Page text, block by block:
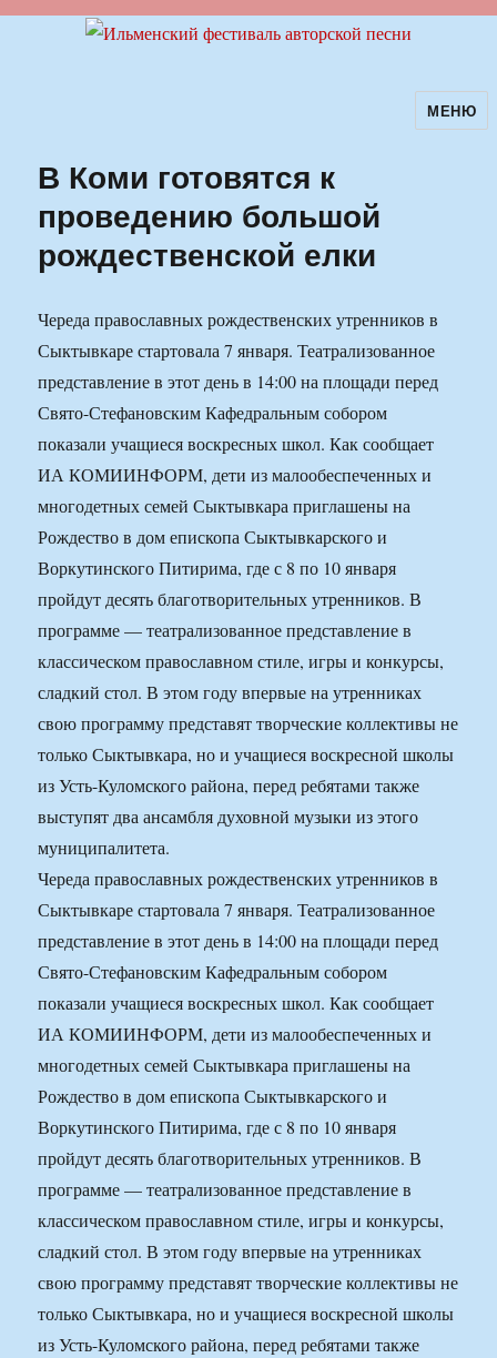
Ильменский фестиваль авторскойМЕНЮ
В Коми готовятся к
проведению большой
рождественской елки
Череда православных рождественских утренников в
Сыктывкаре стартовала 7 января. Театрализованное
представление в этот день в 14:00 на площади перед
Свято-Стефановским Кафедральным собором
показали учащиеся воскресных школ. Как сообщает
ИА КОМИИНФОРМ, дети из малообеспеченных и
многодетных семей Сыктывкара приглашены на
Рождество в дом епископа Сыктывкарского и
Воркутинского Питирима, где с 8 по 10 января
пройдут десять благотворительных утренников. В
программе — театрализованное представление в
классическом православном стиле, игры и конкурсы,
сладкий стол. В этом году впервые на утренниках
свою программу представят творческие коллективы не
только Сыктывкара, но и учащиеся воскресной школы
из Усть-Куломского района, перед ребятами также
выступят два ансамбля духовной музыки из этого
муниципалитета.
Череда православных рождественских утренников в
Сыктывкаре стартовала 7 января. Театрализованное
представление в этот день в 14:00 на площади перед
Свято-Стефановским Кафедральным собором
показали учащиеся воскресных школ. Как сообщает
ИА КОМИИНФОРМ, дети из малообеспеченных и
многодетных семей Сыктывкара приглашены на
Рождество в дом епископа Сыктывкарского и
Воркутинского Питирима, где с 8 по 10 января
пройдут десять благотворительных утренников. В
программе — театрализованное представление в
классическом православном стиле, игры и конкурсы,
сладкий стол. В этом году впервые на утренниках
свою программу представят творческие коллективы не
только Сыктывкара, но и учащиеся воскресной школы
из Усть-Куломского района, перед ребятами также